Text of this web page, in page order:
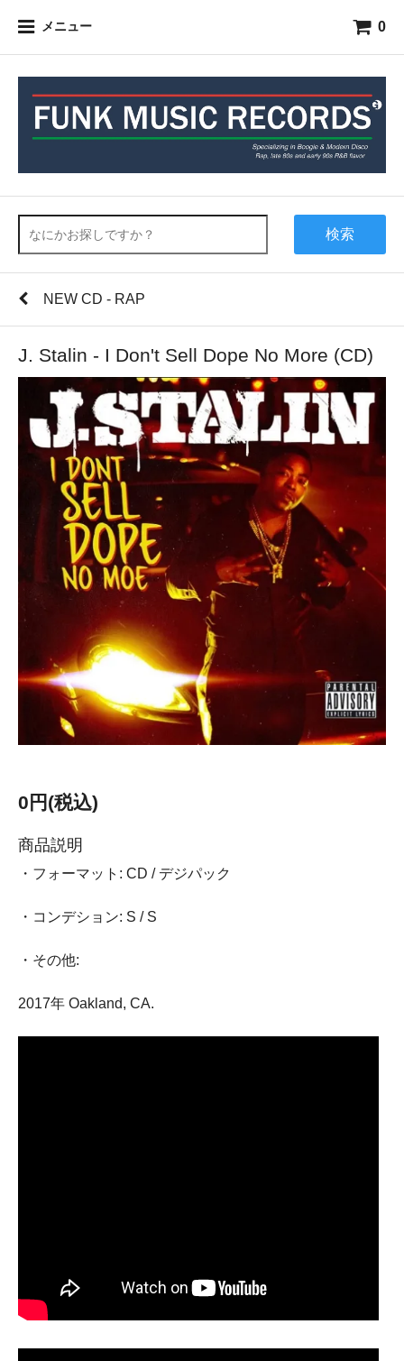
メニュー 0
検索
NEW CD - RAP
J. Stalin - I Don't Sell Dope No More (CD)
0円(税込)
商品説明
・フォーマット: CD / デジパック
・コンデション: S / S
・その他:
2017年 Oakland, CA.